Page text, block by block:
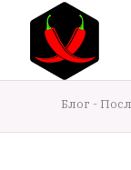
Блог -